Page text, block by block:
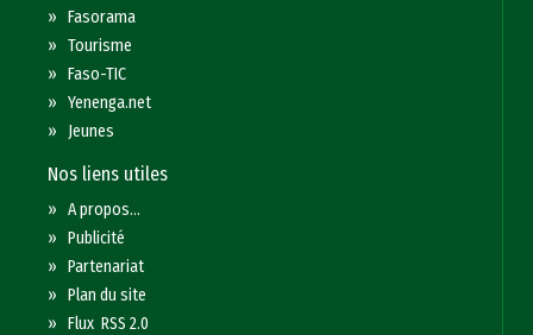
»Fasorama
»Tourisme
»Faso-TIC
»Yenenga.net
» Jeunes
Nos liens utiles
»A propos...
»Publicité
»Partenariat
»Plan du site
»Flux RSS 2.0